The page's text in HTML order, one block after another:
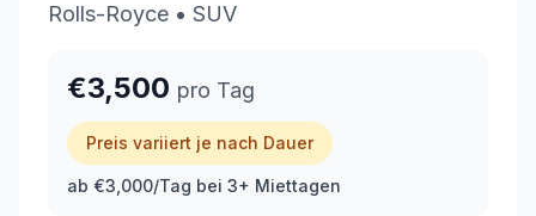
+351 963-584-279
Rolls-Royce • SUV
€3,500 pro Tag
Preis variiert je nach Dauer
ab €3,000/Tag bei 3+ Miettagen